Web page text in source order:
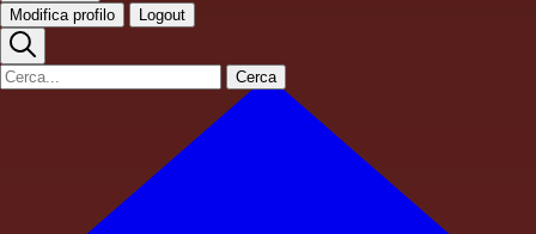
Modifica profilo Logout
Cerca